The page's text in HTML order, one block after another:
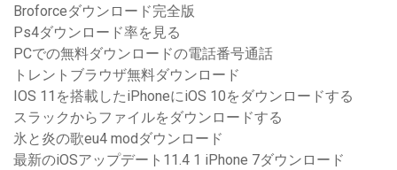
Broforceダウンロード完全版
Ps4ダウンロード率を見る
PCでの無料ダウンロードの電話番号通話
トレントブラウザ無料ダウンロード
IOS 11を搭載したiPhoneにiOS 10をダウンロードする
スラックからファイルをダウンロードする
氷と炎の歌eu4 modダウンロード
最新のiOSアップデート11.4 1 iPhone 7ダウンロード